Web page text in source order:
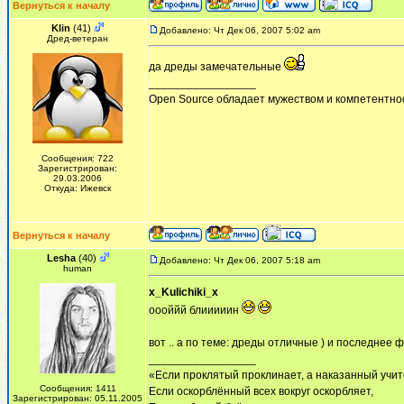
Вернуться к началу
Klin (41)
Дред-ветеран
Сообщения: 722
Зарегистрирован:
29.03.2006
Откуда: Ижевск
Добавлено: Чт Дек 06, 2007 5:02 am
да дреды замечательные
Open Source обладает мужеством и
Вернуться к началу
Lesha(40)
human
Сообщения: 1411
Зарегистрирован: 05.11.2005
Добавлено: Чт Дек 06, 2007 5:18 am
x_Kulichiki_x
оооййй блииииин
вот .. а по теме: дреды отличные ) и последнее
«Если проклятый проклинает, а наказанный
Если оскорблённый всех вокруг оскорбляет,